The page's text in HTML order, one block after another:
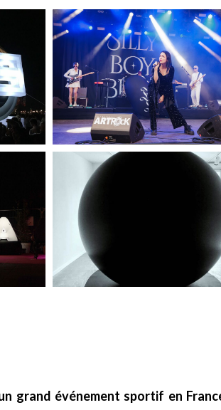
grand événement sportif en